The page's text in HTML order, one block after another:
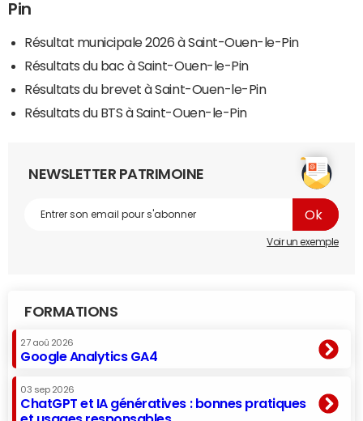
Pin
Résultat municipale 2026 à Saint-Ouen-le-Pin
Résultats du bac à Saint-Ouen-le-Pin
Résultats du brevet à Saint-Ouen-le-Pin
Résultats du BTS à Saint-Ouen-le-Pin
NEWSLETTER PATRIMOINE
Voir un exemple
FORMATIONS
27 aoû 2026
Google Analytics GA4
03 sep 2026
ChatGPT et IA génératives : bonnes pratiques